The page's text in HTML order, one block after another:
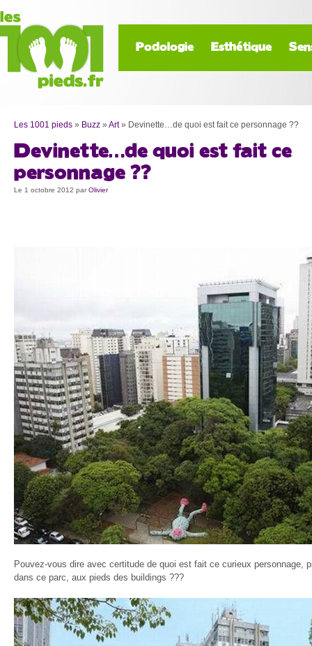
Podologie Esthétique
Les 1001 pieds » Buzz » Art» Devinette…de quoi est fait ce personnage ??
Devinette…de quoi est fait ce
personnage ??
Le 1 octobre 2012 parOlivier
Pouvez-vous dire avec certitude de quoi est fait ce curieux personnage,
dans ce parc, aux pieds des buildings ???